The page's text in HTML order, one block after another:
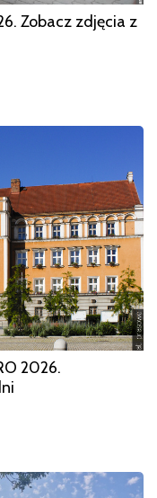
Zobacz zdjęcia z
2026.